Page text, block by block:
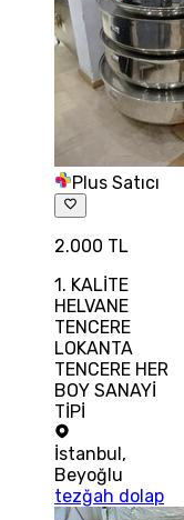
Plus Satıcı
2.000 TL
1. KALİTE
HELVANE
TENCERE
LOKANTA
TENCERE HER
BOY SANAYİ
TİPİ
İstanbul,
Beyoğlu
tezğah dolap